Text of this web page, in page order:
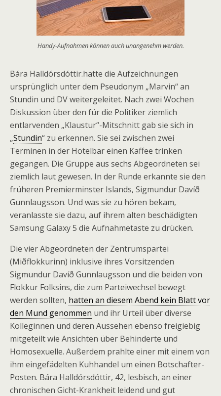
Handy-Aufnahmen können auch unangenehm werden.
Bára Halldórsdóttir.hatte die Aufzeichnungen
ursprünglich unter dem Pseudonym „Marvin“ an
Stundin und DV weitergeleitet. Nach zwei Wochen
Diskussion über den für die Politiker ziemlich
entlarvenden „Klaustur“-Mitschnitt gab sie sich in
„Stundin“ zu erkennen. Sie sei zwischen zwei
Terminen in der Hotelbar einen Kaffee trinken
gegangen. Die Gruppe aus sechs Abgeordneten sei
ziemlich laut gewesen. In der Runde erkannte sie den
früheren Premierminster Islands, Sigmundur Davíð
Gunnlaugsson. Und was sie zu hören bekam,
veranlasste sie dazu, auf ihrem alten beschädigten
Samsung Galaxy 5 die Aufnahmetaste zu drücken.
Die vier Abgeordneten der Zentrumspartei
(Miðflokkurinn) inklusive ihres Vorsitzenden
Sigmundur Davíð Gunnlaugsson und die beiden von
Flokkur Folksins, die zum Parteiwechsel bewegt
werden sollten, hatten an diesem Abend kein Blatt vor
den Mund genommen und ihr Urteil über diverse
Kolleginnen und deren Aussehen ebenso freigiebig
mitgeteilt wie Ansichten über Behinderte und
Homosexuelle. Außerdem prahlte einer mit einem von
ihm eingefädelten Kuhhandel um einen Botschafter-
Posten. Bára Halldórsdóttir, 42, lesbisch, an einer
chronischen Gicht-Krankheit leidend und gut